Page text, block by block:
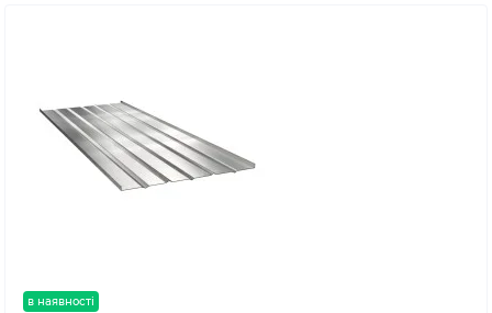
в наявності